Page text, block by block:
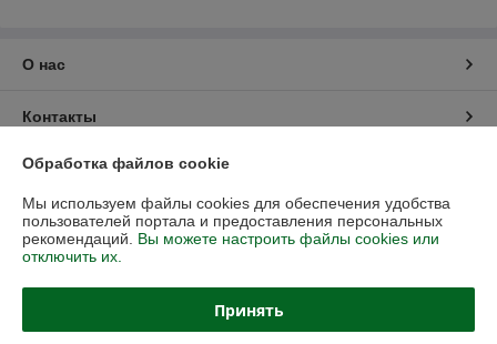
О нас
Контакты
Доставка и оплата
График работы
Политика обработки cookies
Обработка файлов cookie
Мы используем файлы cookies для обеспечения удобства
пользователей портала и предоставления персональных
рекомендаций. Вы можете настроить файлы cookies или
отключить их.
Принять